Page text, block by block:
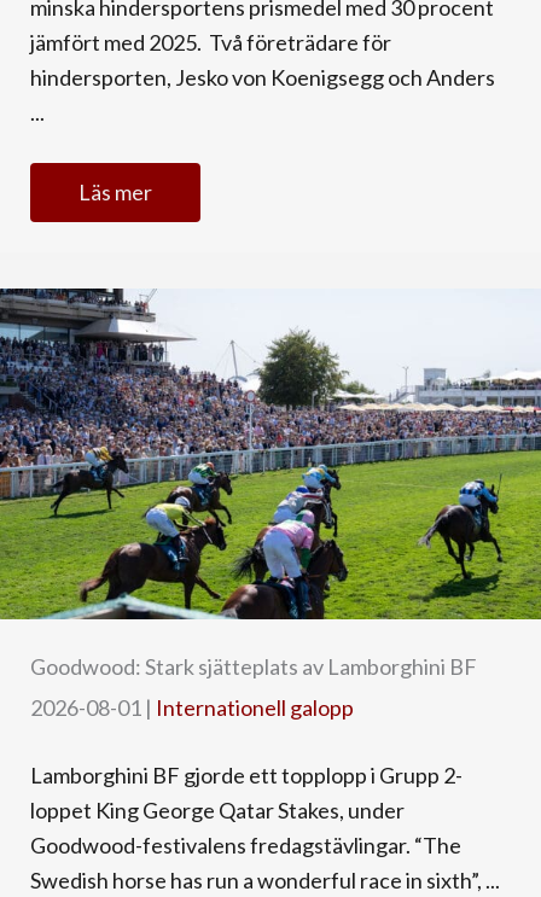
minska hindersportens prismedel med 30 procent
jämfört med 2025. Två företrädare för
hindersporten, Jesko von Koenigsegg och Anders
...
Läs mer
Goodwood: Stark sjätteplats av Lamborghini BF
2026-08-01 | Internationell galopp
Lamborghini BF gjorde ett topplopp i Grupp 2-
loppet King George Qatar Stakes, under
Goodwood-festivalens fredagstävlingar. “The
Swedish horse has run a wonderful race in sixth”, ...